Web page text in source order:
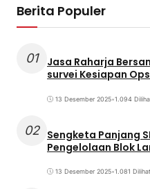
Berita Populer
01
Jasa Raharja
survei Kesiapan
13 Desember 2025•1.094
02 Sengketa Panjang
Pengelolaan Blok
13 Desember 2025•1.081 Dilihat